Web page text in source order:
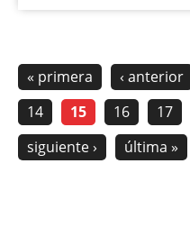
« primera ‹ anterior
14
15 16 17
siguiente ›
última »